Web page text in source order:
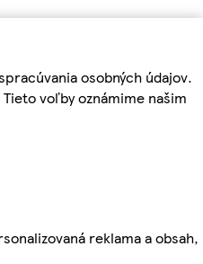
osobných údajov.
Tieto voľby oznámime našim
reklama a obsah,